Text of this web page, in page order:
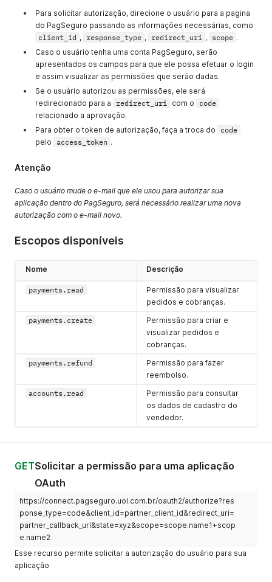
Para solicitar autorização, direcione o usuário para a pagina
do PagSeguro passando as informações necessárias, como
client_id , response_type , redirect_uri , scope .
Caso o usuário tenha uma conta PagSeguro, serão
apresentados os campos para que ele possa efetuar o login
e assim visualizar as permissões que serão dadas.
Se o usuário autorizou as permissões, ele será
redirecionado para a
redirect_uri com o
code
relacionado a aprovação.
Para obter o token de autorização, faça a troca do
code
pelo access_token .
Atenção
Caso o usuário mude o e-mail que ele usou para autorizar sua
aplicação dentro do PagSeguro, será necessário realizar uma nova
autorização com o e-mail novo.
Escopos disponíveis
Nome Descrição
payments.read
Permissão para visualizar
pedidos e cobranças.
payments.create
Permissão para criar e
visualizar pedidos e
cobranças.
payments.refund
Permissão para fazer
reembolso.
accounts.read
Permissão para consultar
os dados de cadastro do
vendedor.
GETSolicitar a permissão para uma aplicação
OAuth
https://connect.pagseguro.uol.com.br/oauth2/authorize?res
ponse_type=code&client_id=partner_client_id&redirect_uri=
partner_callback_url&state=xyz&scope=scope.name1+scop
e.name2
Esse recurso permite solicitar a autorização do usuário para sua
aplicação